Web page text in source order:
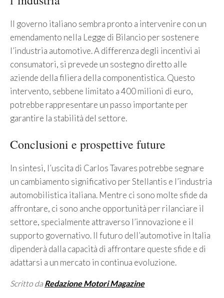
Il governo italiano sembra pronto a intervenire con un
emendamento nella Legge di Bilancio per sostenere
l’industria automotive. A differenza degli incentivi ai
consumatori, si prevede un sostegno diretto alle
aziende della filiera della componentistica. Questo
intervento, sebbene limitato a 400 milioni di euro,
potrebbe rappresentare un passo importante per
garantire la stabilità del settore.
Conclusioni e prospettive future
In sintesi, l’uscita di Carlos Tavares potrebbe segnare
un cambiamento significativo per Stellantis e l’industria
automobilistica italiana. Mentre ci sono molte sfide da
affrontare, ci sono anche opportunità per rilanciare il
settore, specialmente attraverso l’innovazione e il
supporto governativo. Il futuro dell’automotive in Italia
dipenderà dalla capacità di affrontare queste sfide e di
adattarsi a un mercato in continua evoluzione.
Scritto da Redazione Motori Magazine